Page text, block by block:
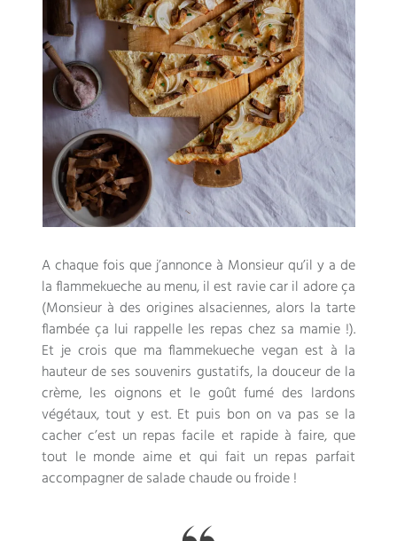
A chaque fois que j’annonce à Monsieur qu’il y a de
la flammekueche au menu, il est ravie car il adore ça
(Monsieur à des origines alsaciennes, alors la tarte
flambée ça lui rappelle les repas chez sa mamie !).
Et je crois que ma flammekueche vegan est à la
hauteur de ses souvenirs gustatifs, la douceur de la
crème, les oignons et le goût fumé des lardons
végétaux, tout y est. Et puis bon on va pas se la
cacher c’est un repas facile et rapide à faire, que
tout le monde aime et qui fait un repas parfait
accompagner de salade chaude ou froide !